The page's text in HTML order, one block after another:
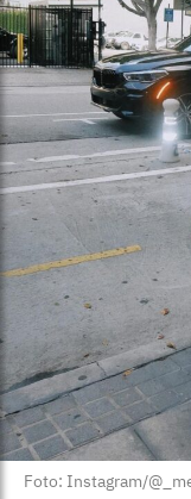
Foto: Instagram/